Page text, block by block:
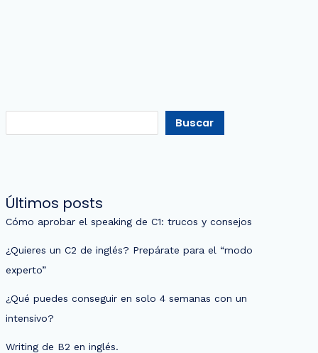
Buscar
Últimos posts
Cómo aprobar el speaking de C1: trucos y consejos
¿Quieres un C2 de inglés? Prepárate para el “modo
experto”
¿Qué puedes conseguir en solo 4 semanas con un
intensivo?
Writing de B2 en inglés.